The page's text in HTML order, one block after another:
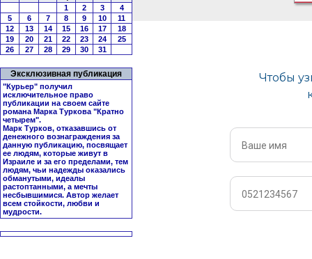
1 2 3
4
5
6 7 8 9 10
11
12
13 14 15 16 17
18
19
20 21 22 23 24
25
26
27 28 29 30 31
Эксклюзивная публикация
"Курьер" получил
исключительное право
публикации на своем сайте
романа Марка Туркова "Кратно
четырем".
Марк Турков, отказавшись от
денежного вознаграждения за
данную публикацию, посвящает
ее людям, которые живут в
Израиле и за его пределами, тем
людям, чьи надежды оказались
обманутыми, идеалы
растоптанными, а мечты
несбывшимися. Автор желает
всем стойкости, любви и
мудрости.